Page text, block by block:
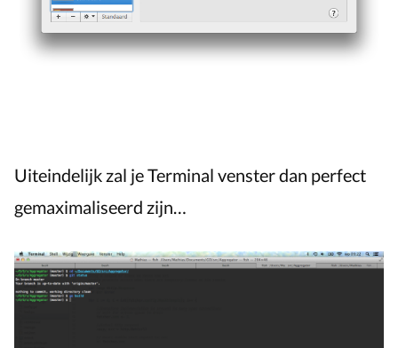
Uiteindelijk zal je Terminal venster dan perfect
gemaximaliseerd zijn…